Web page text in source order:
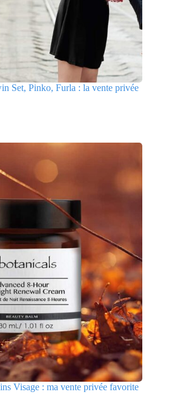
Set, Pinko, Furla : la vente privée
Visage : ma vente privée favorite